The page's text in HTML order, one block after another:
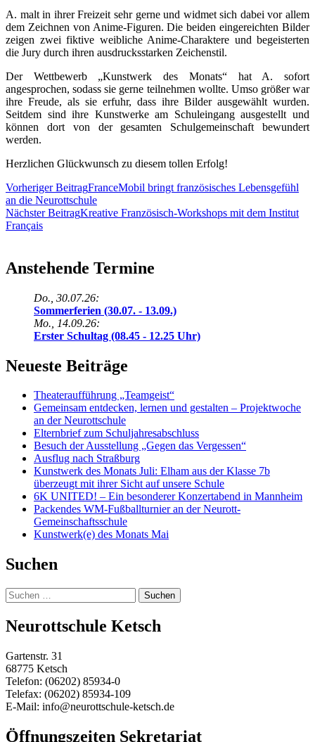
A. malt in ihrer Freizeit sehr gerne und widmet sich dabei vor allem
dem Zeichnen von Anime-Figuren. Die beiden eingereichten Bilder
zeigen zwei fiktive weibliche Anime-Charaktere und begeisterten
die Jury durch ihren ausdrucksstarken Zeichenstil.
Der Wettbewerb „Kunstwerk des Monats“ hat A. sofort
angesprochen, sodass sie gerne teilnehmen wollte. Umso größer war
ihre Freude, als sie erfuhr, dass ihre Bilder ausgewählt wurden.
Seitdem sind ihre Kunstwerke am Schuleingang ausgestellt und
können dort von der gesamten Schulgemeinschaft bewundert
werden.
Herzlichen Glückwunsch zu diesem tollen Erfolg!
Beitragsnavigation
Vorheriger BeitragFranceMobil bringt französisches Lebensgefühl
an die Neurottschule
Nächster BeitragKreative Französisch-Workshops mit dem Institut
Français
Anstehende Termine
Do., 30.07.26:
Sommerferien (30.07. - 13.09.)
Mo., 14.09.26:
Erster Schultag (08.45 - 12.25 Uhr)
Neueste Beiträge
Theateraufführung „Teamgeist“
Gemeinsam entdecken, lernen und gestalten – Projektwoche
an der Neurottschule
Elternbrief zum Schuljahresabschluss
Besuch der Ausstellung „Gegen das Vergessen“
Ausflug nach Straßburg
Kunstwerk des Monats Juli: Elham aus der Klasse 7b
überzeugt mit ihrer Sicht auf unsere Schule
6K UNITED! – Ein besonderer Konzertabend in Mannheim
Packendes WM-Fußballturnier an der Neurott-
Gemeinschaftsschule
Kunstwerk(e) des Monats Mai
Suchen
Suchen
nach:
Neurottschule Ketsch
Gartenstr. 31
68775 Ketsch
Telefon: (06202) 85934-0
Telefax: (06202) 85934-109
E-Mail: info@neurottschule-ketsch.de
Öffnungszeiten Sekretariat